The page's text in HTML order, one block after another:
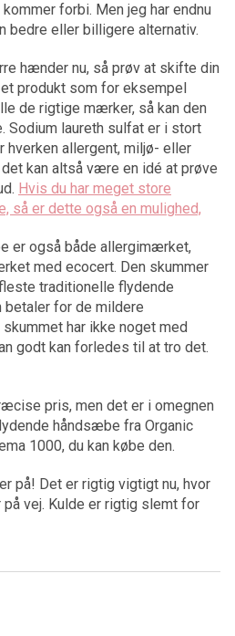
forbi. Men jeg har endnu
bedre eller billigere alternativ.
hænder nu, så prøv at skifte din
produkt som for eksempel
de rigtige mærker, så kan den
Sodium laureth sulfat er i stort
hverken allergent, miljø- eller
kan altså være en idé at prøve
Hvis du har meget store
så er dette også en mulighed,
er også både allergimærket,
med ecocert. Den skummer
traditionelle flydende
betaler for de mildere
har ikke noget med
godt kan forledes til at tro det.
pris, men det er i omegnen
håndsæbe fra Organic
1000, du kan købe den.
på! Det er rigtig vigtigt nu, hvor
vej. Kulde er rigtig slemt for